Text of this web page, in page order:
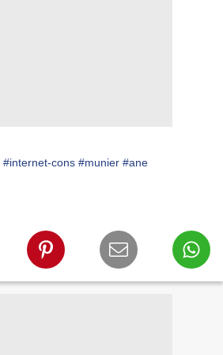
#internet-cons #munier #ane